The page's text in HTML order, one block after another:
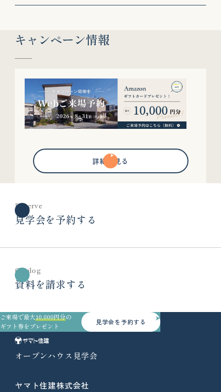
キャンペーン情報
詳細を見る
Reserve
見学会を予約する
Catalog
資料を請求する
ご来場で最大10,000円分の
ギフト券をプレゼント
見学会を予約する
オープンハウス見学会
ヤマト住建株式会社